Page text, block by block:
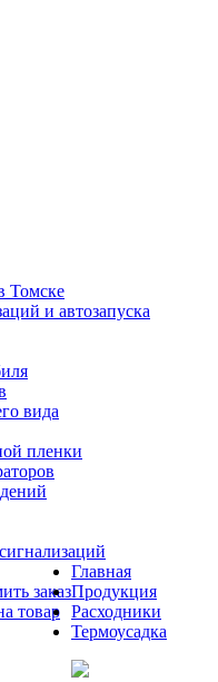
Томске
и автозапуска
вида
пленки
заказ
товар
Главная
Продукция
Расходники
Термоусадка